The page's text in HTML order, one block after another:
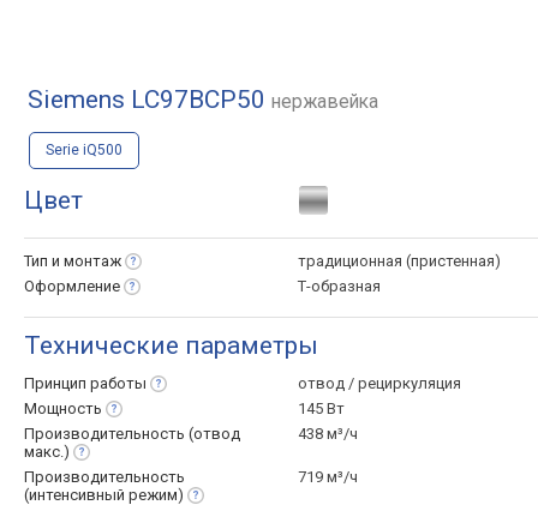
Siemens LC97BCP50 нержавейка
Serie iQ500
Цвет
Тип и монтаж
традиционная (пристенная)
Оформление
Т-образная
Технические параметры
Принцип работы
отвод / рециркуляция
Мощность
145 Вт
Производительность (отвод
макс.)
438 м³/ч
Производительность
(интенсивный режим)
719 м³/ч